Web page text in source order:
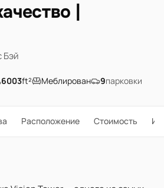
|
Бэй
6003ft² Меблирован 9парковки
Расположение Стоимость